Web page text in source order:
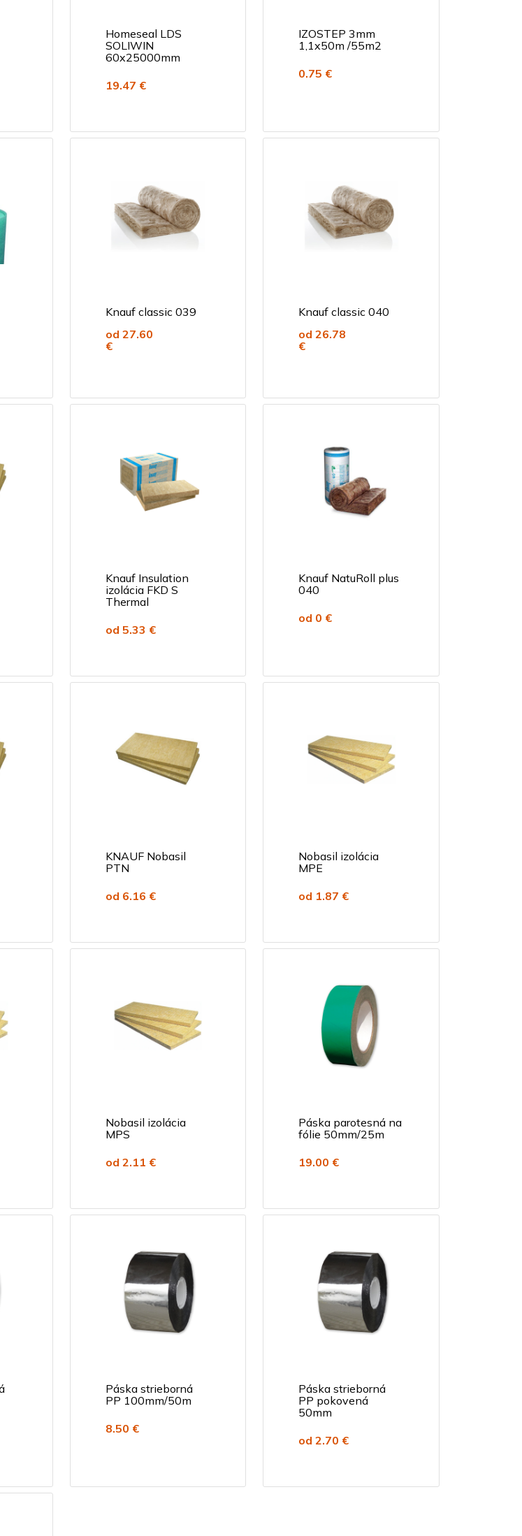
Homeseal LDS
SOLIWIN
60x25000mm
19.47 €
IZOSTEP 3mm
1,1x50m /55m2
0.75 €
Knauf classic 039
od 27.60
€
Knauf classic 040
od 26.78
€
Knauf Insulation
izolácia FKD S
Thermal
od 5.33 €
Knauf NatuRoll plus
040
od 0 €
KNAUF Nobasil
PTN
od 6.16 €
Nobasil izolácia
MPE
od 1.87 €
Nobasil izolácia
MPS
od 2.11 €
Páska parotesná na
fólie 50mm/25m
19.00 €
Páska strieborná
PP 100mm/50m
8.50 €
Páska strieborná
PP pokovená
50mm
od 2.70 €